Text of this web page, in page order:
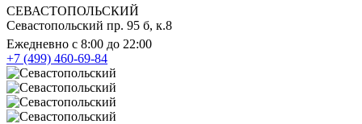
СЕВАСТОПОЛЬСКИЙ
Севастопольский пр. 95 б, к.8
Ежедневно с 8:00 до 22:00
+7 (499) 460-69-84